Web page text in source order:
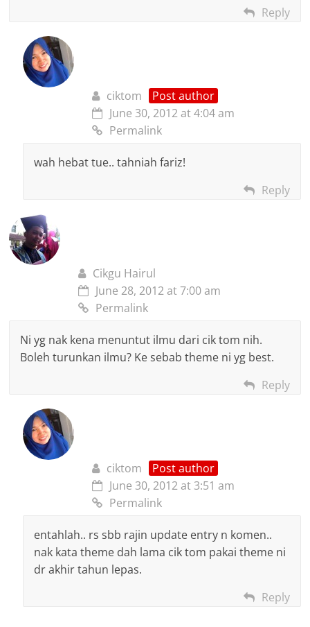
Reply
ciktom
Post author
June 30, 2012 at 4:04 am
Permalink
wah hebat tue.. tahniah fariz!
Reply
Cikgu Hairul
June 28, 2012 at 7:00 am
Permalink
Ni yg nak kena menuntut ilmu dari cik tom nih.
Boleh turunkan ilmu? Ke sebab theme ni yg best.
Reply
ciktom
Post author
June 30, 2012 at 3:51 am
Permalink
entahlah.. rs sbb rajin update entry n komen..
nak kata theme dah lama cik tom pakai theme ni
dr akhir tahun lepas.
Reply